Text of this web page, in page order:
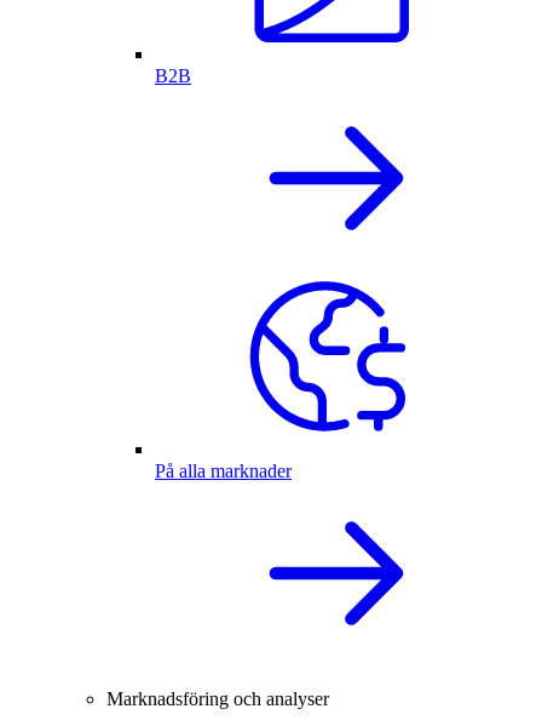
B2B
På alla marknader
Marknadsföring och analyser